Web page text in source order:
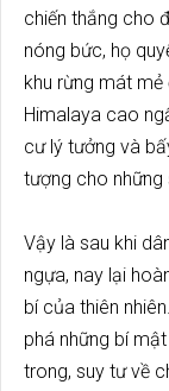
chiến thắng cho
nóng bức, họ
khu rừng mát
Himalaya cao
cư lý tưởng và
tượng cho những
Vậy là sau khi
ngựa, nay lại
bí của thiên
phá những bí
trong, suy tư về